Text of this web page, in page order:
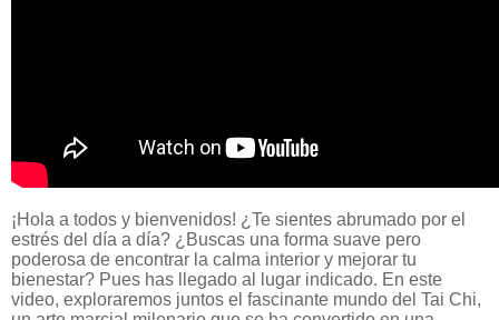
¡Hola a todos y bienvenidos! ¿Te sientes abrumado por el
estrés del día a día? ¿Buscas una forma suave pero
poderosa de encontrar la calma interior y mejorar tu
bienestar? Pues has llegado al lugar indicado. En este
video, exploraremos juntos el fascinante mundo del Tai Chi,